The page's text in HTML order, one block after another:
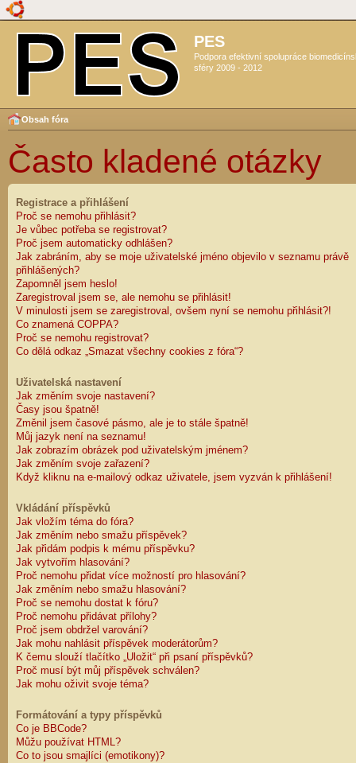
PES
Podpora efektivní spolupráce
sféry 2009 - 2012
Obsah fóra
Často kladené otázky
Registrace a přihlášení
Proč se nemohu přihlásit?
Je vůbec potřeba se registrovat?
Proč jsem automaticky odhlášen?
Jak zabráním, aby se moje uživatelské jméno objevilo v seznamu právě
přihlášených?
Zapomněl jsem heslo!
Zaregistroval jsem se, ale nemohu se přihlásit!
V minulosti jsem se zaregistroval, ovšem nyní se nemohu přihlásit?!
Co znamená COPPA?
Proč se nemohu registrovat?
Co dělá odkaz „Smazat všechny cookies z fóra“?
Uživatelská nastavení
Jak změním svoje nastavení?
Časy jsou špatně!
Změnil jsem časové pásmo, ale je to stále špatně!
Můj jazyk není na seznamu!
Jak zobrazím obrázek pod uživatelským jménem?
Jak změním svoje zařazení?
Když kliknu na e-mailový odkaz uživatele, jsem vyzván k přihlášení!
Vkládání příspěvků
Jak vložím téma do fóra?
Jak změním nebo smažu příspěvek?
Jak přidám podpis k mému příspěvku?
Jak vytvořím hlasování?
Proč nemohu přidat více možností pro hlasování?
Jak změním nebo smažu hlasování?
Proč se nemohu dostat k fóru?
Proč nemohu přidávat přílohy?
Proč jsem obdržel varování?
Jak mohu nahlásit příspěvek moderátorům?
K čemu slouží tlačítko „Uložit“ při psaní příspěvků?
Proč musí být můj příspěvek schválen?
Jak mohu oživit svoje téma?
Formátování a typy příspěvků
Co je BBCode?
Můžu používat HTML?
Co to jsou smajlíci (emotikony)?